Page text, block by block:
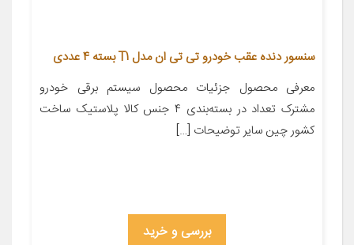
سنسور دنده عقب خودرو تی تی ان مدل T1 بسته 4 عددی
معرفی محصول جزئیات محصول سیستم برقی خودرو
مشترک تعداد در بسته‌بندی ۴ جنس کالا پلاستیک ساخت
کشور چین سایر توضیحات […]
بررسی و خرید